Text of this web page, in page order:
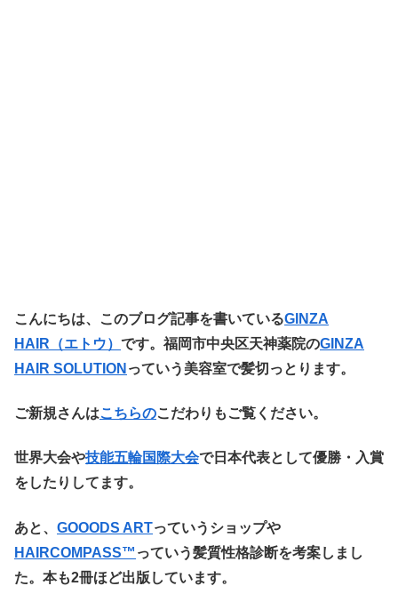
こ んにちは、このブログ記事を書いているGINZA
HAIR（エトウ） です。福岡市中央区天神薬院のGINZA
HAIR SOLUTION っていう美容室で髪切っとります。
ご新規さんはこちらのこだわりもご覧ください。
世界大会や技能五輪国際大会で日本代表として優勝・入賞
をしたりしてます。
あと、 GOOODS ARTっていうショップや
HAIRCOMPASS™️ っていう髪質性格診断を考案しまし
た。本も2冊ほど出版しています。